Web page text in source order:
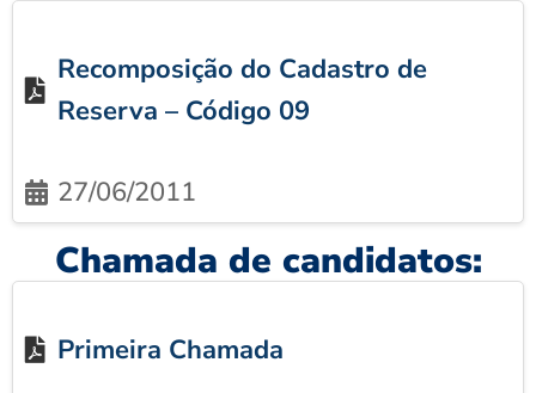
Recomposição do Cadastro de
Reserva – Código 09
27/06/2011
Chamada de candidatos:
Primeira Chamada